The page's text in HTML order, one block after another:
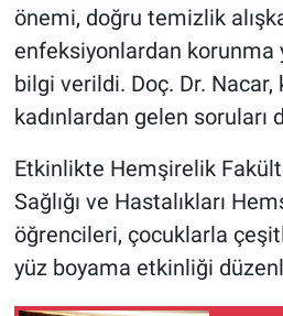
önemi, doğru temizlik
enfeksiyonlardan korunma
bilgi verildi. Doç. Dr. Nacar,
kadınlardan gelen soruları
Etkinlikte Hemşirelik
Sağlığı ve Hastalıkları
öğrencileri, çocuklarla
yüz boyama etkinliği